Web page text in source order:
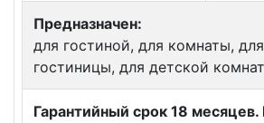
Предназначен:
для гостиной, для комнаты,
гостиницы, для детской
Гарантийный срок 18 месяцев.